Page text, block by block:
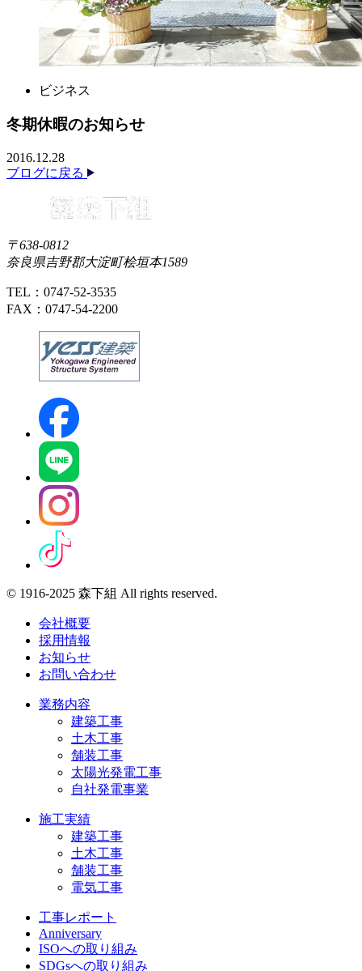
ビジネス
冬期休暇のお知らせ
2016.12.28
ブログに戻る
〒638-0812
奈良県吉野郡大淀町桧垣本1589
TEL：0747-52-3535
FAX：0747-54-2200
© 1916-2025 森下組 All rights reserved.
会社概要
採用情報
お知らせ
お問い合わせ
業務内容
建築工事
土木工事
舗装工事
太陽光発電工事
自社発電事業
施工実績
建築工事
土木工事
舗装工事
電気工事
工事レポート
Anniversary
ISOへの取り組み
SDGsへの取り組み